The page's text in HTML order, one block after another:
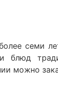
семи
блюд
можно